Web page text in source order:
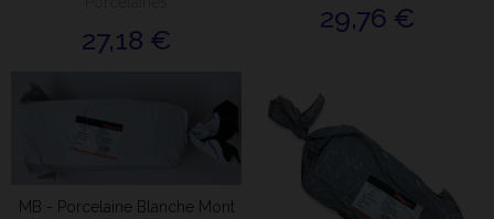
27,18 €
29,76 €
MB - Porcelaine Blanche Mont